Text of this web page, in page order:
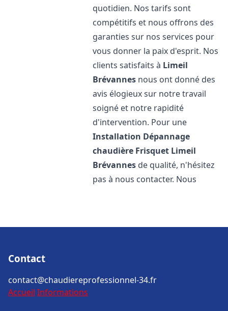
quotidien. Nos tarifs sont
compétitifs et nous offrons des
garanties sur nos services pour
vous donner la paix d'esprit. Nos
clients satisfaits à Limeil
Brévannes nous ont donné des
avis élogieux sur notre travail
soigné et notre rapidité
d'intervention. Pour une
Installation Dépannage
chaudière Frisquet Limeil
Brévannes de qualité, n'hésitez
pas à nous contacter. Nous
Contact
contact@chaudiereprofessionnel-34.fr
Accueil Informations